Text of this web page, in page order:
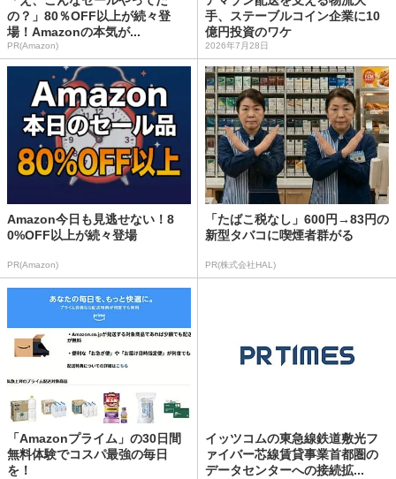
の？」80％OFF以上が続々登
場！Amazonの本気が...
PR(Amazon)
手、ステーブルコイン企業に10
億円投資のワケ
2026年7月28日
Amazon今日も見逃せない！8
0%OFF以上が続々登場
PR(Amazon)
「たばこ税なし」600円→83円の
新型タバコに喫煙者群がる
PR(株式会社HAL)
「Amazonプライム」の30日間
無料体験でコスパ最強の毎日
を！
イッツコムの東急線鉄道敷光フ
ァイバー芯線賃貸事業首都圏の
データセンターへの接続拡...